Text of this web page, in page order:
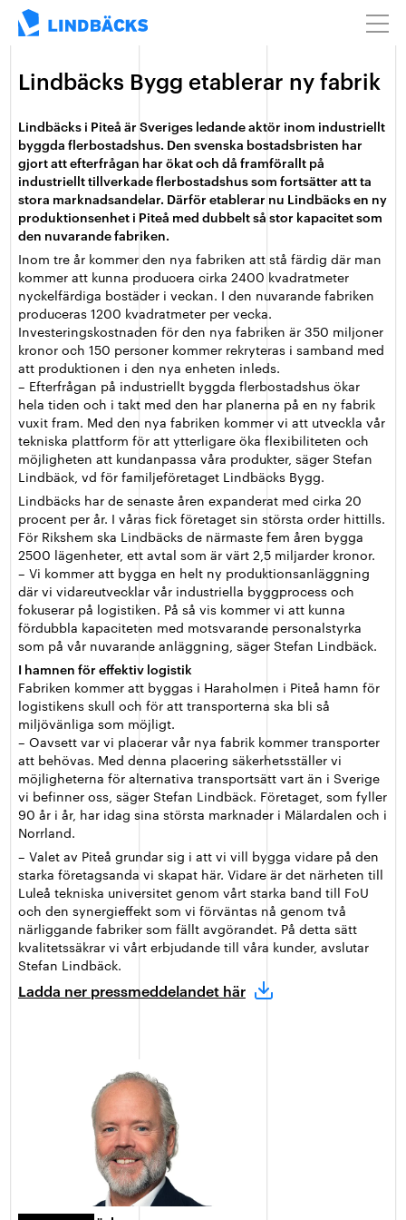
Lindbäcks Bygg etablerar ny fabrik
Lindbäcks i Piteå är Sveriges ledande aktör inom industriellt
byggda flerbostadshus. Den svenska bostadsbristen har
gjort att efterfrågan har ökat och då framförallt på
industriellt tillverkade flerbostadshus som fortsätter att ta
stora marknadsandelar. Därför etablerar nu Lindbäcks en ny
produktionsenhet i Piteå med dubbelt så stor kapacitet som
den nuvarande fabriken.
Inom tre år kommer den nya fabriken att stå färdig där man
kommer att kunna producera cirka 2400 kvadratmeter
nyckelfärdiga bostäder i veckan. I den nuvarande fabriken
produceras 1200 kvadratmeter per vecka.
Investeringskostnaden för den nya fabriken är 350 miljoner
kronor och 150 personer kommer rekryteras i samband med
att produktionen i den nya enheten inleds.
– Efterfrågan på industriellt byggda flerbostadshus ökar
hela tiden och i takt med den har planerna på en ny fabrik
vuxit fram. Med den nya fabriken kommer vi att utveckla vår
tekniska plattform för att ytterligare öka flexibiliteten och
möjligheten att kundanpassa våra produkter, säger Stefan
Lindbäck, vd för familjeföretaget Lindbäcks Bygg.
Lindbäcks har de senaste åren expanderat med cirka 20
procent per år. I våras fick företaget sin största order hittills.
För Rikshem ska Lindbäcks de närmaste fem åren bygga
2500 lägenheter, ett avtal som är värt 2,5 miljarder kronor.
– Vi kommer att bygga en helt ny produktionsanläggning
där vi vidareutvecklar vår industriella byggprocess och
fokuserar på logistiken. På så vis kommer vi att kunna
fördubbla kapaciteten med motsvarande personalstyrka
som på vår nuvarande anläggning, säger Stefan Lindbäck.
I hamnen för effektiv logistik
Fabriken kommer att byggas i Haraholmen i Piteå hamn för
logistikens skull och för att transporterna ska bli så
miljövänliga som möjligt.
– Oavsett var vi placerar vår nya fabrik kommer transporter
att behövas. Med denna placering säkerhetsställer vi
möjligheterna för alternativa transportsätt vart än i Sverige
vi befinner oss, säger Stefan Lindbäck. Företaget, som fyller
90 år i år, har idag sina största marknader i Mälardalen och i
Norrland.
– Valet av Piteå grundar sig i att vi vill bygga vidare på den
starka företagsanda vi skapat här. Vidare är det närheten till
Luleå tekniska universitet genom vårt starka band till FoU
och den synergieffekt som vi förväntas nå genom två
närliggande fabriker som fällt avgörandet. På detta sätt
kvalitetssäkrar vi vårt erbjudande till våra kunder, avslutar
Stefan Lindbäck.
Ladda ner pressmeddelandet här